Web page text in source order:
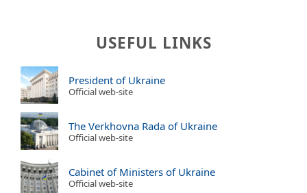
USEFUL LINKS
President of Ukraine
Official web-site
The Verkhovna Rada of Ukraine
Official web-site
Cabinet of Ministers of Ukraine
Official web-site